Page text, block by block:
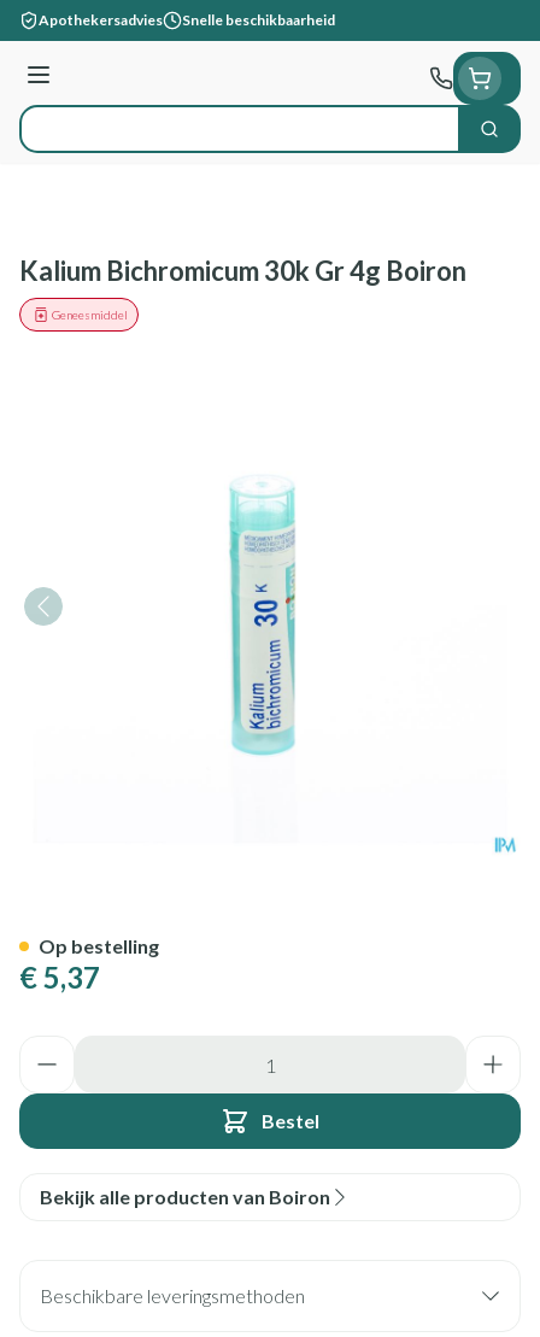
Ga naar de inhoud
Apothekersadvies Snelle beschikbaarheid
Menu
Product, merk, categorie... Zoek
Kalium Bichromicum 30k Gr 4g Boiron
Geneesmiddel
€ 5,37
Bestel
Op bestelling
Bekijk alle producten van Boiron
Beschikbare leveringsmethoden